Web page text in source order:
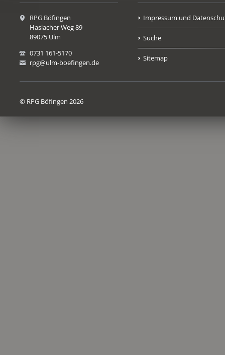
RPG Böfingen
Haslacher Weg 89
89075 Ulm
0731 161-5170
rpg@ulm-boefingen.de
Impressum und
Suche
Sitemap
© RPG Böfingen 2026